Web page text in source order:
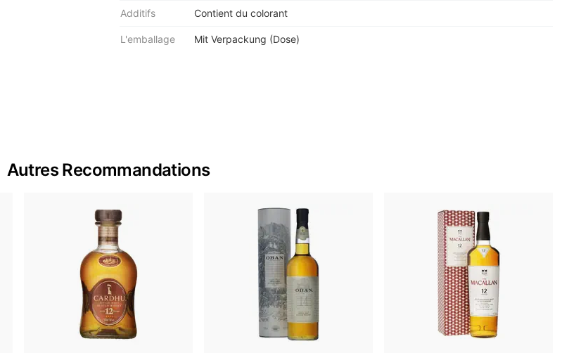
Additifs Contient du colorant
L'emballage Mit Verpackung (Dose)
Autres Recommandations